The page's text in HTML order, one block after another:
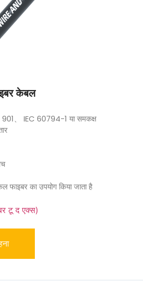
केबल
、 IEC 60794-1 या समकक्ष
का उपयोग किया जाता है
टू द एक्स)